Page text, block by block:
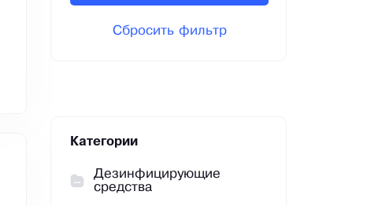
Сбросить фильтр
Категории
Дезинфицирующие
средства